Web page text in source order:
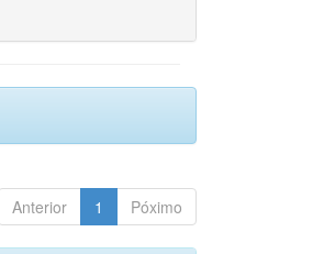
Anterior 1 Póximo